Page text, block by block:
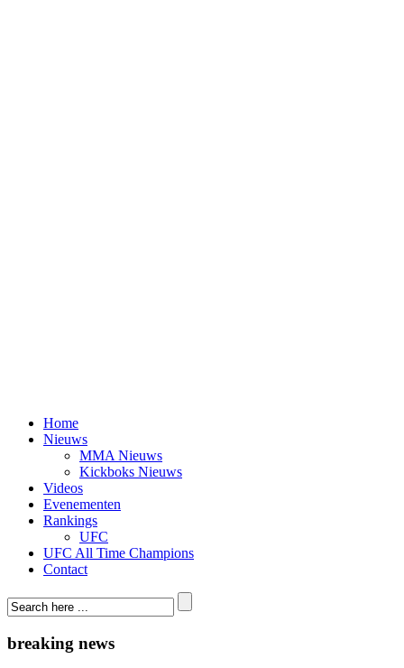
Home
Nieuws
MMA Nieuws
Kickboks Nieuws
Videos
Evenementen
Rankings
UFC
UFC All Time Champions
Contact
breaking news